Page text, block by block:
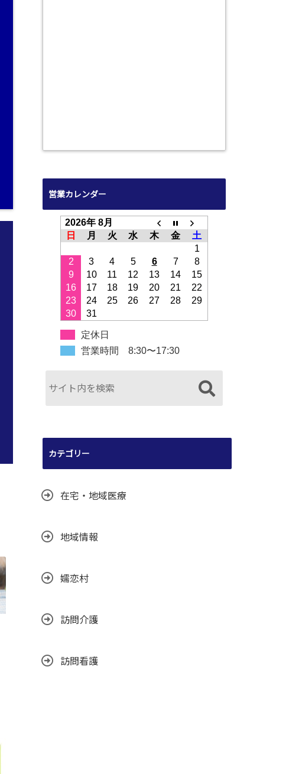
営業カレンダー
2026年 8月
日
月 火 水 木 金
土
1
2
3 4 5 6 7
8
9
10 11 12 13 14
15
16
17 18 19 20 21
22
23
24 25 26 27 28
29
30
31
定休日
営業時間 8:30〜17:30
カテゴリー
在宅・地域医療
地域情報
嬬恋村
訪問介護
訪問看護